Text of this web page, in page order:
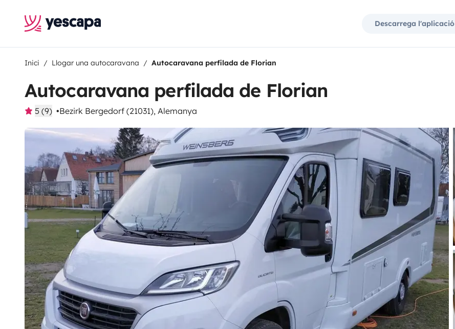
Descarrega l'aplicació
Inici Llogar una autocaravana Autocaravana perfilada de Florian
Autocaravana perfilada de Florian
5 (9) Bezirk Bergedorf (21031), Alemanya